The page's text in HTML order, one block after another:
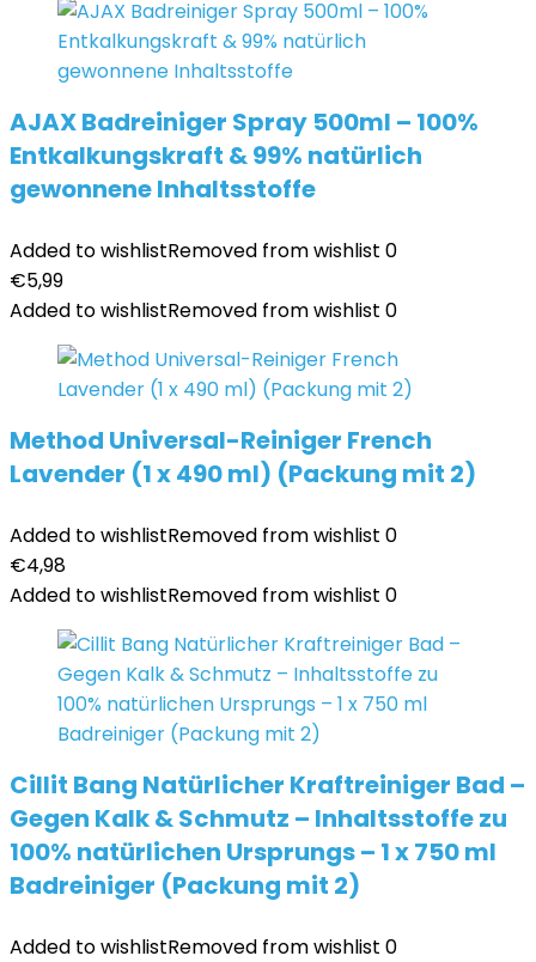
AJAX Badreiniger Spray 500ml – 100%
Entkalkungskraft & 99% natürlich
gewonnene Inhaltsstoffe
Added to wishlistRemoved from wishlist 0
€5,99
Added to wishlistRemoved from wishlist 0
Method Universal-Reiniger French
Lavender (1 x 490 ml) (Packung mit 2)
Added to wishlistRemoved from wishlist 0
€4,98
Added to wishlistRemoved from wishlist 0
Cillit Bang Natürlicher Kraftreiniger Bad –
Gegen Kalk & Schmutz – Inhaltsstoffe zu
100% natürlichen Ursprungs – 1 x 750 ml
Badreiniger (Packung mit 2)
Added to wishlistRemoved from wishlist 0